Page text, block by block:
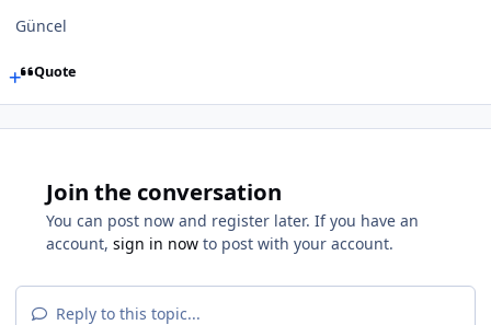
Güncel
Quote
Join the conversation
You can post now and register later. If you have an
account, sign in now to post with your account.
Reply to this topic...